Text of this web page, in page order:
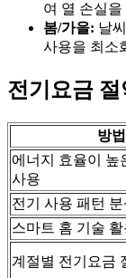
여 열 손실을
봄/가을: 날
사용을 최소
전기요금
방법
에너지 효율이 높
사용
전기 사용 패턴 분
스마트 홈 기술 활
계절별 전기요금